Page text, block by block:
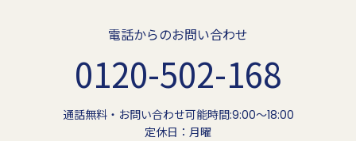
電話からのお問い合わせ
0120-502-168
通話無料・お問い合わせ可能時間:9:00〜18:00
定休日：月曜